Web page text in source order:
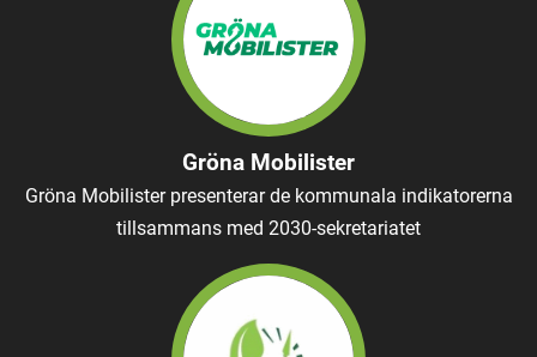
Gröna Mobilister
Gröna Mobilister presenterar de kommunala indikatorerna
tillsammans med 2030-sekretariatet